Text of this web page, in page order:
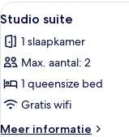
Alle
foto's
voor
Studio
suite
laden
6
Studio suite
1 slaapkamer
Max. aantal: 2
1 queensize bed
Gratis wifi
Meer informatie
Meer